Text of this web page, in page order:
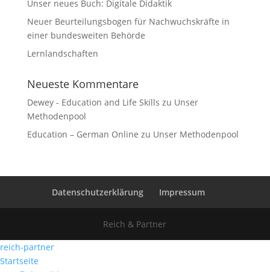
Unser neues Buch: Digitale Didaktik
Neuer Beurteilungsbogen für Nachwuchskräfte in
einer bundesweiten Behörde
Lernlandschaften
Neueste Kommentare
Dewey - Education and Life Skills zu Unser
Methodenpool
Education – German Online zu Unser Methodenpool
Datenschutzerklärung Impressum
Reich & Partner
reich-partner
Startseite